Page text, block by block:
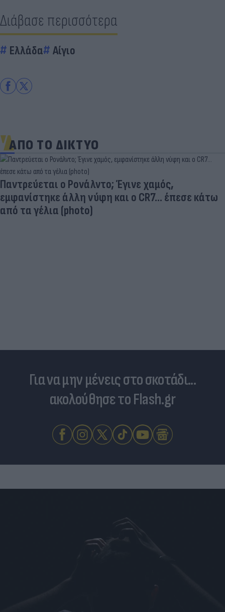
Διάβασε περισσότερα
Ελλάδα Αίγιο
ΑΠΟ ΤΟ ΔΙΚΤΥΟ
Παντρεύεται ο Ρονάλντο; Έγινε χαμός,
εμφανίστηκε άλλη νύφη και ο CR7… έπεσε κάτω
από τα γέλια (photo)
Για να μην μένεις στο σκοτάδι...
ακολούθησε το Flash.gr